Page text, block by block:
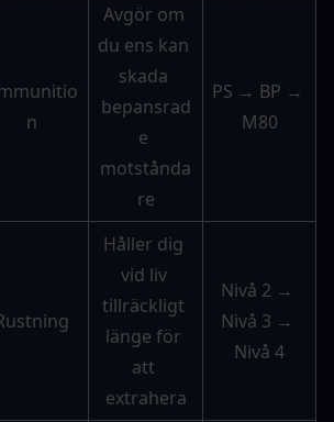
n
Avgör om
du ens kan
skada
bepansrad
e
motstånda
re
PS → BP →
M80
Håller dig
vid liv
tillräckligt
länge för
att
extrahera
Nivå 2 →
Nivå 3 →
Nivå 4